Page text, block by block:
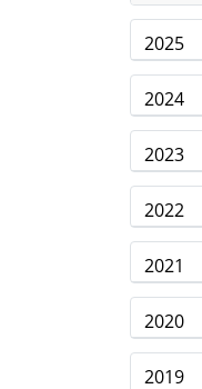
2025
2024
2023
2022
2021
2020
2019